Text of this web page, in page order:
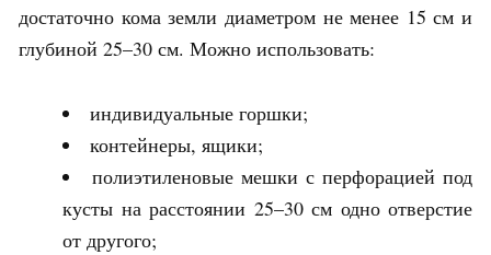
достаточно кома земли диаметром не менее 15 см и
глубиной 25–30 см. Можно использовать:
индивидуальные горшки;
контейнеры, ящики;
полиэтиленовые мешки с перфорацией под
кусты на расстоянии 25–30 см одно отверстие
от другого;